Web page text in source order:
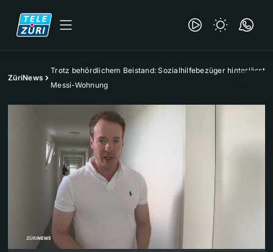
ZüriNews
Trotz behördlichem Beistand: Sozialhilfebezüger hinterlässt
Messi-Wohnung